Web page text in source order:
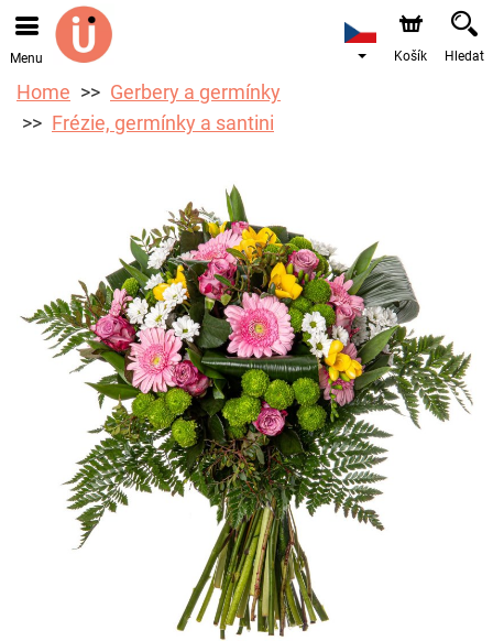
Objednávky přes e-shop přijímáme. Nejbližší možné
doručení je od 10.8.2026 z důvodu dovolené.
Menu Košík Hledat
Home
Gerbery a germínky
Frézie, germínky a santini